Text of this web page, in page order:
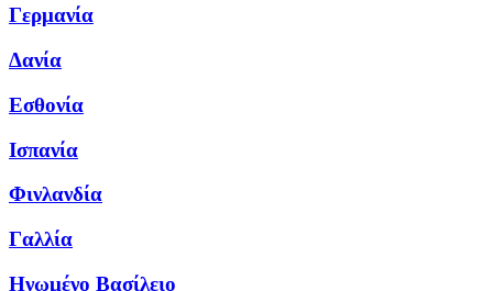
Γερμανία
Δανία
Εσθονία
Ισπανία
Φινλανδία
Γαλλία
Ηνωμένο Βασίλειο